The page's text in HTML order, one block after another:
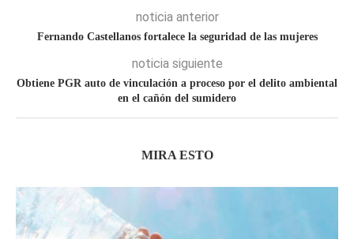
noticia anterior
Fernando Castellanos fortalece la seguridad de las mujeres
noticia siguiente
Obtiene PGR auto de vinculación a proceso por el delito ambiental
en el cañón del sumidero
MIRA ESTO